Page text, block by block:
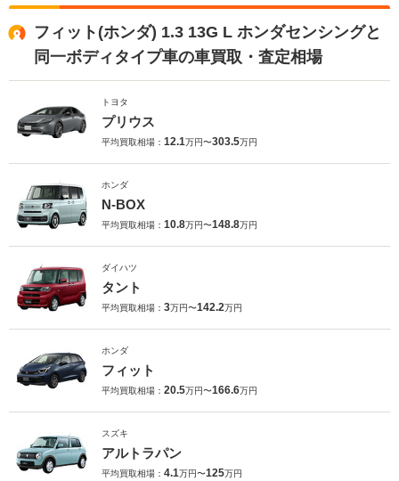
フィット(ホンダ) 1.3 13G L ホンダセンシングと
同一ボディタイプ車の車買取・査定相場
トヨタ
プリウス
平均買取相場： 12.1万円〜303.5万円
ホンダ
N-BOX
平均買取相場： 10.8万円〜148.8万円
ダイハツ
タント
平均買取相場： 3万円〜142.2万円
ホンダ
フィット
平均買取相場： 20.5万円〜166.6万円
スズキ
アルトラパン
平均買取相場： 4.1万円〜125万円